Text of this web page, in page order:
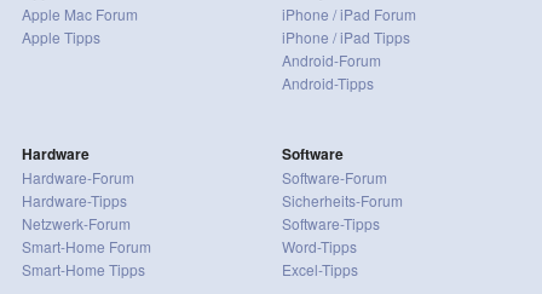
Apple Mac Forum
Apple Tipps
iPhone / iPad Forum
iPhone / iPad Tipps
Android-Forum
Android-Tipps
Hardware
Hardware-Forum
Hardware-Tipps
Netzwerk-Forum
Smart-Home Forum
Smart-Home Tipps
Software
Software-Forum
Sicherheits-Forum
Software-Tipps
Word-Tipps
Excel-Tipps